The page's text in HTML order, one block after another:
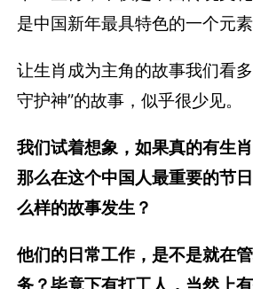
是中国新年最具特色的一个元素
让生肖成为主角的故事我们看
守护神”的故事，似乎很少见。
我们试着想象，如果真的有生
那么在这个中国人最重要的节
么样的故事发生？
他们的日常工作，是不是就在
务？毕竟下有打工人，当然上有